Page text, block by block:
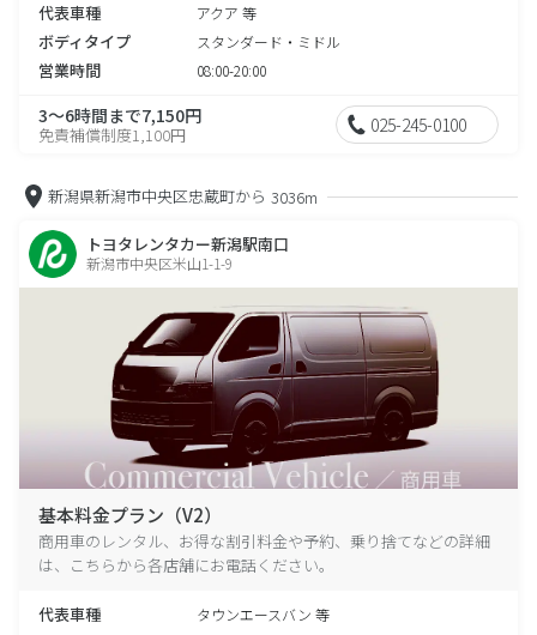
代表車種 アクア 等
ボディタイプ スタンダード・ミドル
営業時間 08:00-20:00
3～6時間まで7,150円
免責補償制度1,100円 025-245-0100
新潟県新潟市中央区忠蔵町から 3036m
トヨタレンタカー新潟駅南口
新潟市中央区米山1-1-9
基本料金プラン（V2）
商用車のレンタル、お得な割引料金や予約、乗り捨てなどの詳細
は、こちらから各店舗にお電話ください。
代表車種 タウンエースバン 等